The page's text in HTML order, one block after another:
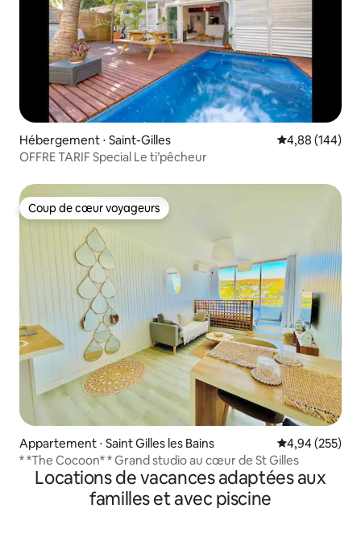
Hébergement ⋅ Saint-Gilles Évaluation
4,88 (144)
OFFRE TARIF Special Le ti’pêcheur
Coup de cœur voyageurs
Coup de cœur voyageurs
Appartement ⋅ Saint Gilles les Bains Évaluation
4,94 (255)
* *The Cocoon* * Grand studio au cœur de St Gilles
Locations de vacances adaptées aux
familles et avec piscine